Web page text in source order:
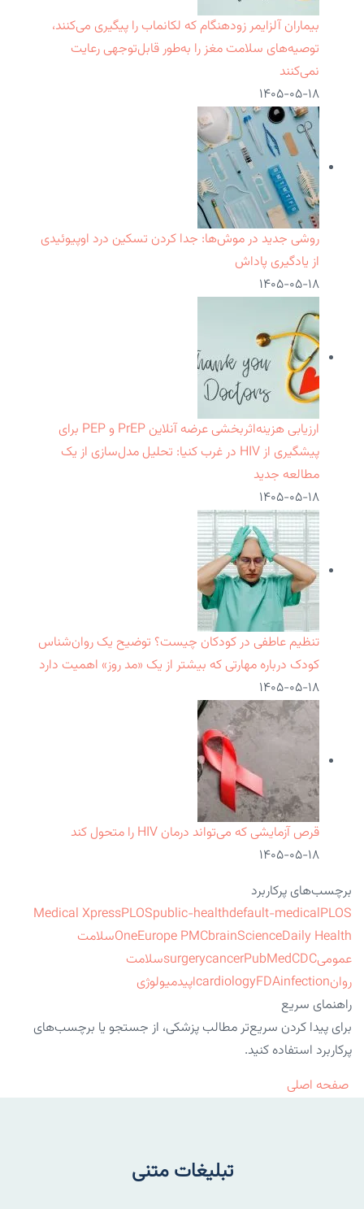
بیماران آلزایمر زودهنگام که لکانماب را پیگیری می‌کنند،
توصیه‌های سلامت مغز را به‌طور قابل‌توجهی رعایت
نمی‌کنند
۱۴۰۵-۰۵-۱۸
روشی جدید در موش‌ها: جدا کردن تسکین درد اوپیوئیدی
از یادگیری پاداش
۱۴۰۵-۰۵-۱۸
ارزیابی هزینه‌اثربخشی عرضه آنلاین PrEP و PEP برای
پیشگیری از HIV در غرب کنیا: تحلیل مدل‌سازی از یک
مطالعه جدید
۱۴۰۵-۰۵-۱۸
تنظیم عاطفی در کودکان چیست؟ توضیح یک روان‌شناس
کودک درباره مهارتی که بیشتر از یک «مد روز» اهمیت دارد
۱۴۰۵-۰۵-۱۸
قرص آزمایشی که می‌تواند درمان HIV را متحول کند
۱۴۰۵-۰۵-۱۸
برچسب‌های پرکاربرد
Medical XpressPLOSpublic-healthdefault-medicalPLOS
OneEurope PMCbrainScienceDaily Health
سلامت
عمومی
surgerycancerPubMedCDC
سلامت
روان
cardiologyFDAinfection
اپیدمیولوژی
راهنمای سریع
برای پیدا کردن سریع‌تر مطالب پزشکی، از جستجو یا برچسب‌های
پرکاربرد استفاده کنید.
صفحه اصلی
تبلیغات متنی